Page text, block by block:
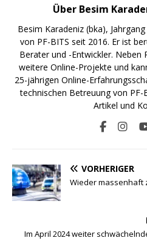
Über Besim
Besim Karadeniz (bka),
von PF-BITS seit 2016. Er ist
Berater und -Entwickler. Neben
weitere Online-Projekte und
25-jährigen Online-
technischen Betreuung von
Artikel und
VORHERIGER
Wieder massenhaft
Im April 2024 weiter